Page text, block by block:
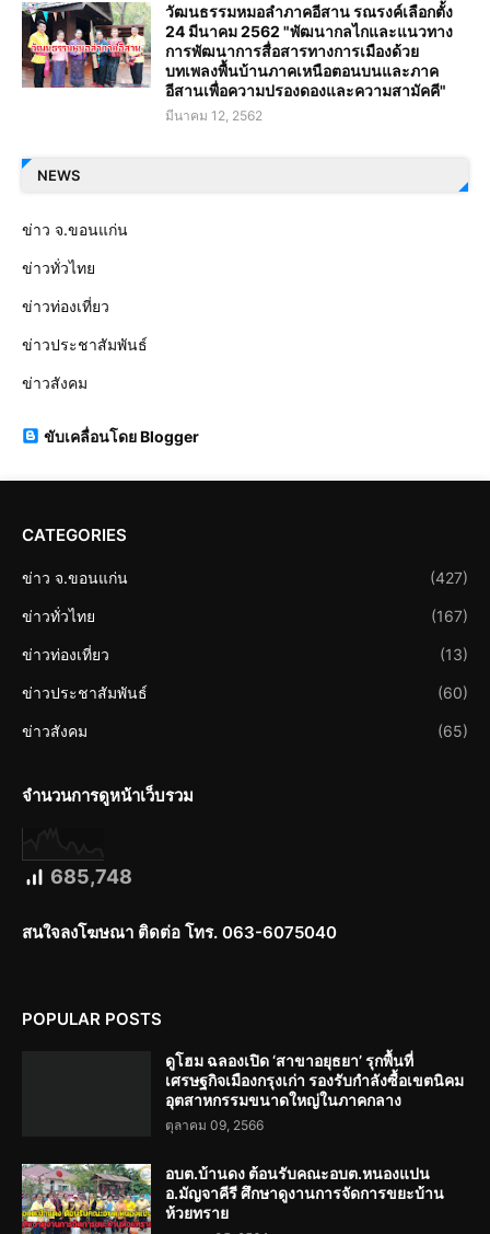
วัฒนธรรมหมอลำภาคอีสาน รณรงค์เลือกตั้ง
24 มีนาคม 2562 "พัฒนากลไกและแนวทาง
การพัฒนาการสื่อสารทางการเมืองด้วย
บทเพลงพื้นบ้านภาคเหนือตอนบนและภาค
อีสานเพื่อความปรองดองและความสามัคคี"
มีนาคม 12, 2562
NEWS
ข่าว จ.ขอนแก่น
ข่าวทั่วไทย
ข่าวท่องเที่ยว
ข่าวประชาสัมพันธ์
ข่าวสังคม
ขับเคลื่อนโดย Blogger
CATEGORIES
ข่าว จ.ขอนแก่น (427)
ข่าวทั่วไทย (167)
ข่าวท่องเที่ยว (13)
ข่าวประชาสัมพันธ์ (60)
ข่าวสังคม (65)
จำนวนการดูหน้าเว็บรวม
685,748
สนใจลงโฆษณา ติดต่อ โทร. 063-6075040
POPULAR POSTS
ดูโฮม ฉลองเปิด ‘สาขาอยุธยา’ รุกพื้นที่
เศรษฐกิจเมืองกรุงเก่า รองรับกำลังซื้อเขตนิคม
อุตสาหกรรมขนาดใหญ่ในภาคกลาง
ตุลาคม 09, 2566
อบต.บ้านดง ต้อนรับคณะอบต.หนองแปน
อ.มัญจาคีรี ศึกษาดูงานการจัดการขยะบ้าน
ห้วยทราย